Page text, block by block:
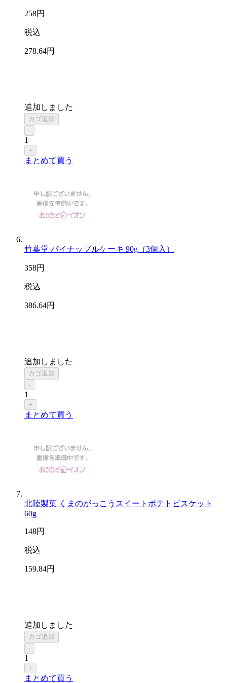
258円
税込
278.64円
追加しました
カゴ追加
-
1
+
まとめて買う
竹葉堂 パイナップルケーキ 90g（3個入）
358円
税込
386.64円
追加しました
カゴ追加
-
1
+
まとめて買う
北陸製菓 くまのがっこうスイートポテトビスケット
60g
148円
税込
159.84円
追加しました
カゴ追加
-
1
+
まとめて買う